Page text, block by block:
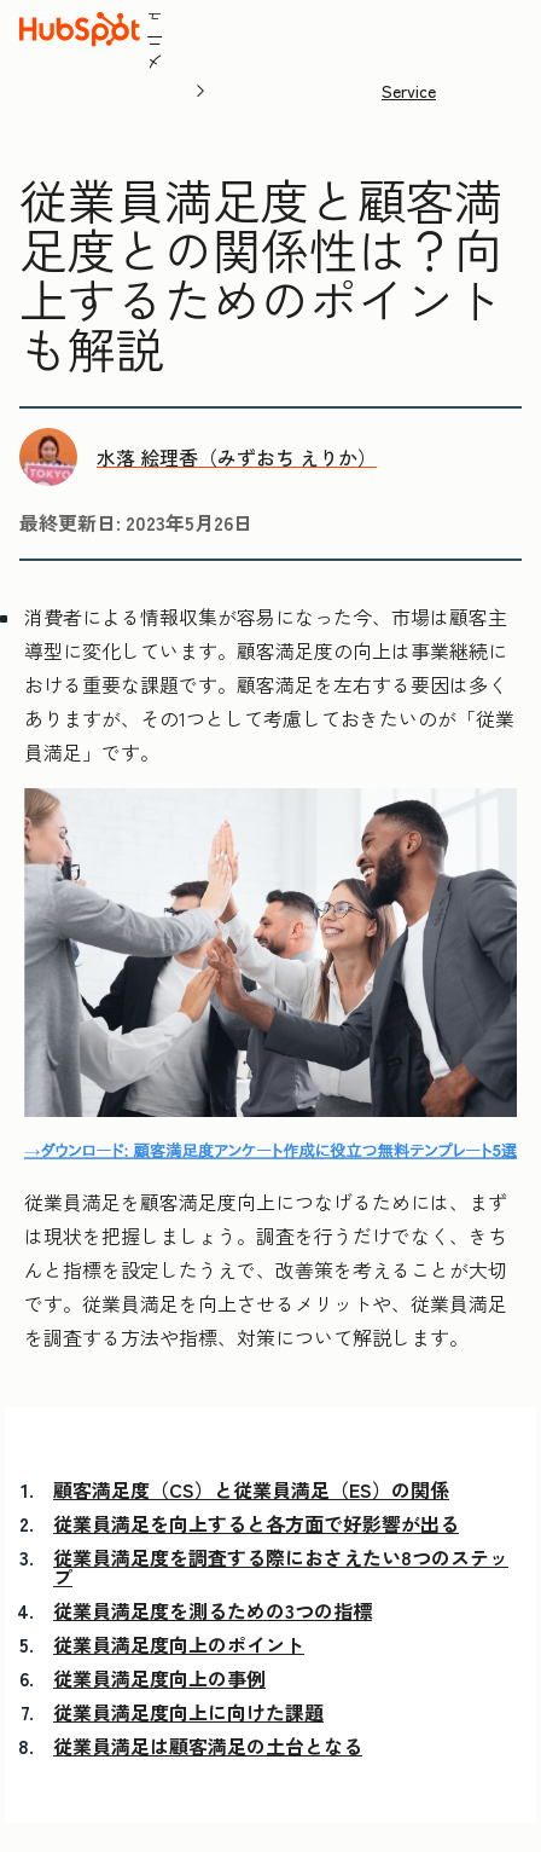
メ
ニ
ュ
Service
従業員満足度と顧客満
足度との関係性は？向
上するためのポイント
も解説
水落 絵理香（みずおち えりか）
最終更新日: 2023年5月26日
消費者による情報収集が容易になった今、市場は顧客主
導型に変化しています。顧客満足度の向上は事業継続に
おける重要な課題です。顧客満足を左右する要因は多く
ありますが、その1つとして考慮しておきたいのが「従業
員満足」です。
従業員満足を顧客満足度向上につなげるためには、まず
は現状を把握しましょう。調査を行うだけでなく、きち
んと指標を設定したうえで、改善策を考えることが大切
です。従業員満足を向上させるメリットや、従業員満足
を調査する方法や指標、対策について解説します。
顧客満足度（CS）と従業員満足（ES）の関係
従業員満足を向上すると各方面で好影響が出る
従業員満足度を調査する際におさえたい8つのステッ
プ
従業員満足度を測るための3つの指標
従業員満足度向上のポイント
従業員満足度向上の事例
従業員満足度向上に向けた課題
従業員満足は顧客満足の土台となる